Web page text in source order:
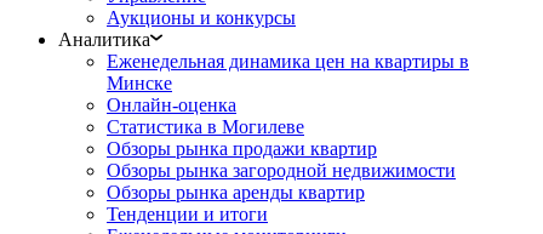
Аукционы и конкурсы
Аналитика
Еженедельная динамика цен на квартиры в
Минске
Онлайн-оценка
Статистика в Могилеве
Обзоры рынка продажи квартир
Обзоры рынка загородной недвижимости
Обзоры рынка аренды квартир
Тенденции и итоги